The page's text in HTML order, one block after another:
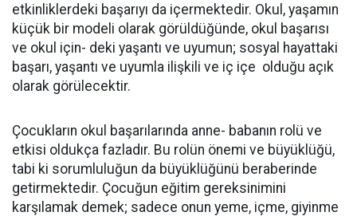
etkinliklerdeki başarıyı da içermektedir. Okul, yaşamın
küçük bir modeli olarak görüldüğünde, okul başarısı
ve okul için- deki yaşantı ve uyumun; sosyal hayattaki
başarı, yaşantı ve uyumla ilişkili ve iç içe olduğu açık
olarak görülecektir.
Çocukların okul başarılarında anne- babanın rolü ve
etkisi oldukça fazladır. Bu rolün önemi ve büyüklüğü,
tabi ki sorumluluğun da büyüklüğünü beraberinde
getirmektedir. Çocuğun eğitim gereksinimini
karşılamak demek; sadece onun yeme, içme, giyinme